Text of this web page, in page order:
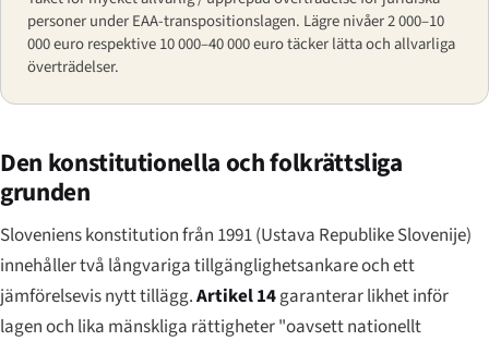
personer under EAA-transpositionslagen. Lägre nivåer 2 000–10
000 euro respektive 10 000–40 000 euro täcker lätta och allvarliga
överträdelser.
Den konstitutionella och folkrättsliga
grunden
Sloveniens konstitution från 1991 (Ustava Republike Slovenije)
innehåller två långvariga tillgänglighetsankare och ett
jämförelsevis nytt tillägg.Artikel 14garanterar likhet inför
lagen och lika mänskliga rättigheter "oavsett nationellt